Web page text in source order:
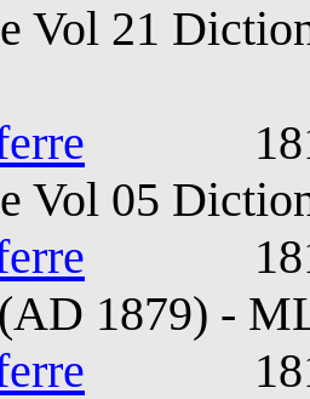
Vol 21
1815-
Vol 05
1815-
1879) -
1815-